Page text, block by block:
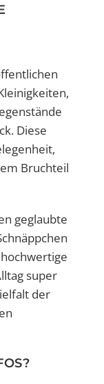
Diese
Bruchteil
geglaubte
super
der